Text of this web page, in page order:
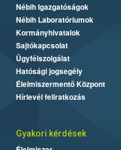
Nébih Igazgatóságok
Nébih Laboratóriumok
Kormányhivatalok
Sajtókapcsolat
Ügyfélszolgálat
Hatósági jogsegély
Élelmiszermentő Központ
Hírlevél feliratkozás
Gyakori kérdések